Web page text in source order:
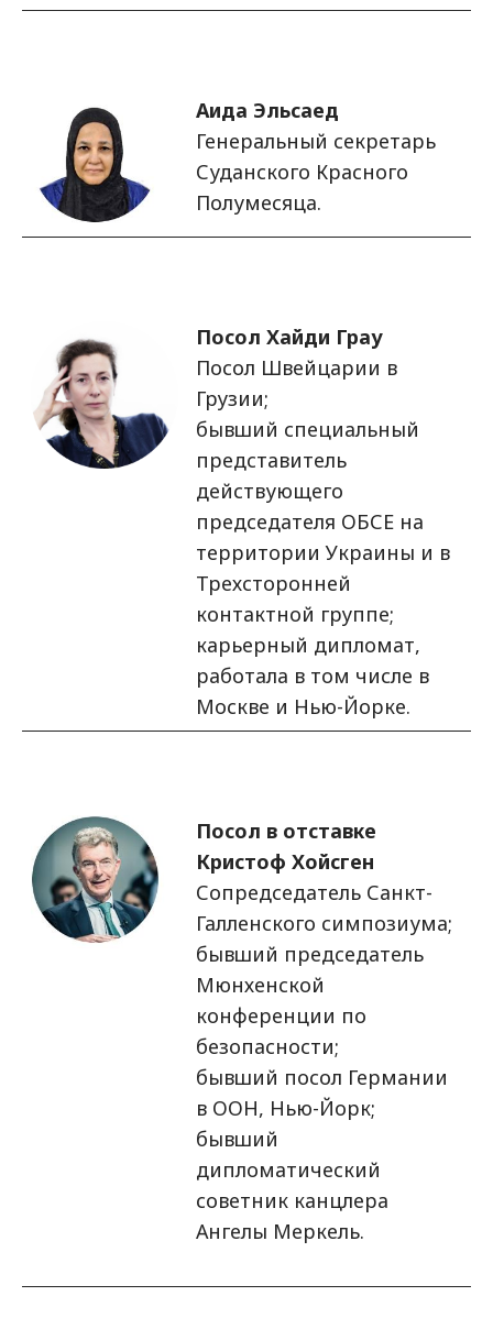
Изображение
Аида Эльсаед
Генеральный секретарь
Суданского Красного
Полумесяца.
Изображение
Посол Хайди Грау
Посол Швейцарии в
Грузии;
бывший специальный
представитель
действующего
председателя ОБСЕ на
территории Украины и в
Трехсторонней
контактной группе;
карьерный дипломат,
работала в том числе в
Москве и Нью-Йорке.
Изображение
Посол в отставке
Кристоф Хойсген
Сопредседатель Санкт-
Галленского симпозиума;
бывший председатель
Мюнхенской
конференции по
безопасности;
бывший посол Германии
в ООН, Нью-Йорк;
бывший
дипломатический
советник канцлера
Ангелы Меркель.